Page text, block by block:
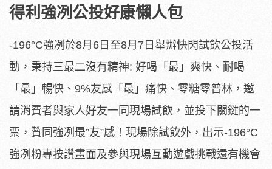
得利強冽公投好康懶人包
-196°C強冽於8月6日至8月7日舉辦快閃試飲公投活
動，秉持三最二沒有精神: 好喝「最」爽快、耐喝
「最」暢快、9%友感「最」痛快、零糖零普林，邀
請消費者與家人好友一同現場試飲，並投下關鍵的一
票，贊同強冽最”友”感！現場除試飲外，出示-196°C
強冽粉專按讚畫面及參與現場互動遊戲挑戰還有機會